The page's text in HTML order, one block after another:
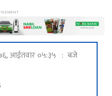
आईतवार ०५:३५ : बजे